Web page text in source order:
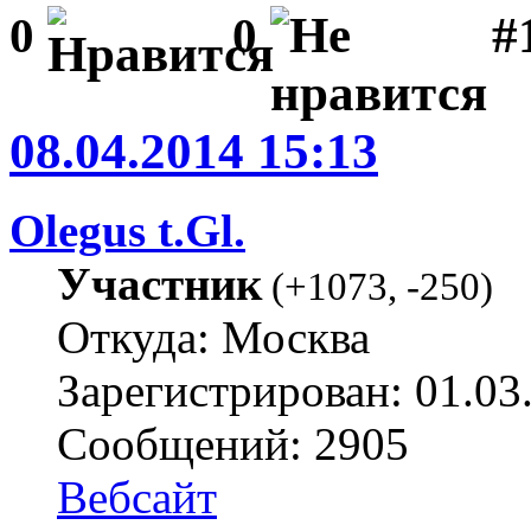
0 0
08.04.2014 15:13
Olegus t.Gl.
Участник(+1073, -250)
Откуда: Москва
Зарегистрирован:
Сообщений: 2905
Вебсайт